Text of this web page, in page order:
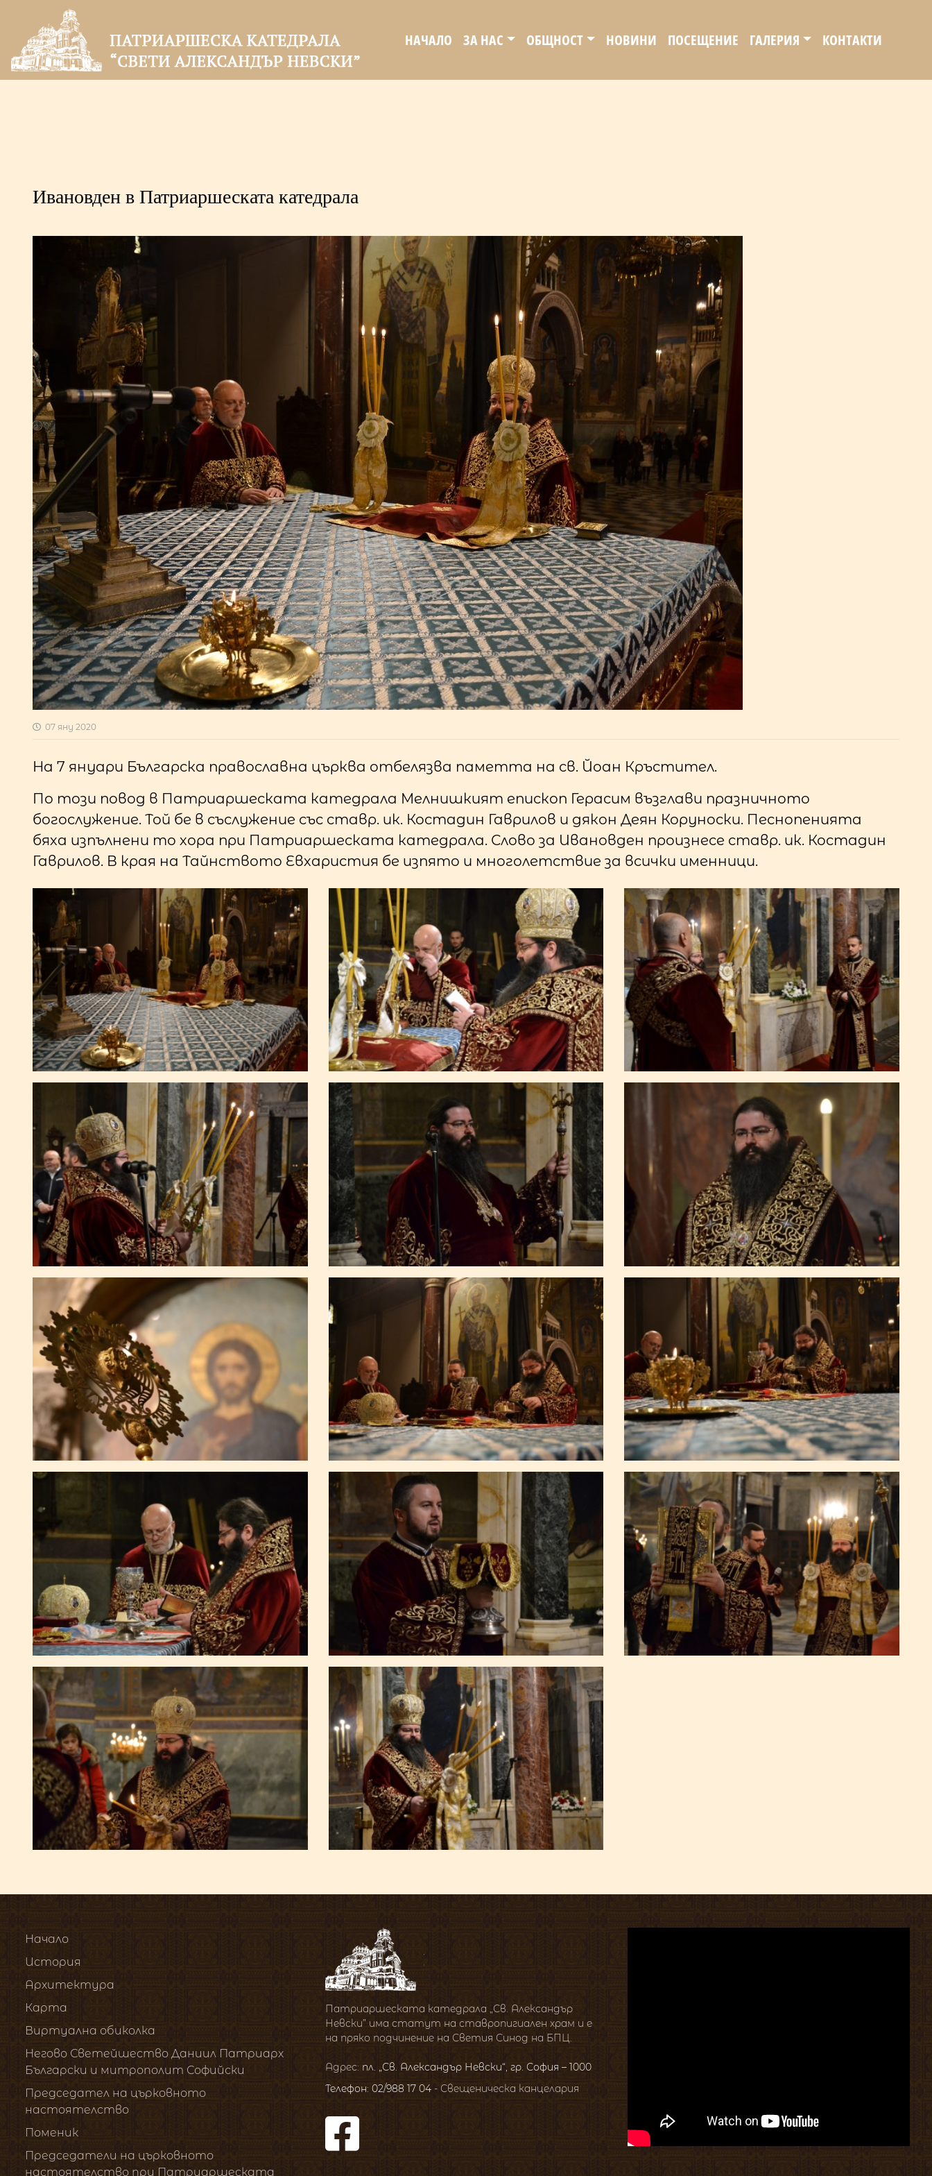
НАЧАЛО ЗА НАС ОБЩНОСТ НОВИНИ ПОСЕЩЕНИЕ ГАЛЕРИЯ КОНТАКТИ
Ивановден в Патриаршеската катедрала
07 яну 2020
На 7 януари Българска православна църква отбелязва паметта на св. Йоан Кръстител.
По този повод в Патриаршеската катедрала Мелнишкият епископ Герасим възглави празничното
богослужение. Той бе в съслужение със ставр. ик. Костадин Гаврилов и дякон Деян Коруноски. Песнопенията
бяха изпълнени то хора при Патриаршеската катедрала. Слово за Ивановден произнесе ставр. ик. Костадин
Гаврилов. В края на Тайнството Евхаристия бе изпято и многолетствие за всички именници.
Начало
История
Архитектура
Карта
Виртуална обиколка
Негово Светейшество Даниил Патриарх
Български и митрополит Софийски
Председател на църковното
настоятелство
Поменик
Председатели на църковното
настоятелство при Патриаршеската
Патриаршеската катедрала „Св. Александър
Невски” има статут на ставропигиален храм и е
на пряко подчинение на Светия Синод на БПЦ.
Адрес: пл. „Св. Александър Невски“, гр. София – 1000
Телефон: 02/988 17 04- Свещеническа канцелария